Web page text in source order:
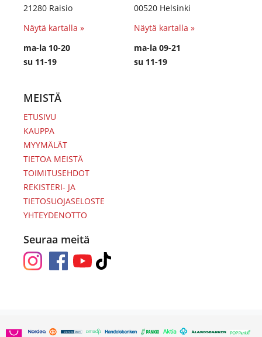
21280 Raisio
Näytä kartalla »
ma-la 10-20
su 11-19
00520 Helsinki
Näytä kartalla »
ma-la 09-21
su 11-19
MEISTÄ
ETUSIVU
KAUPPA
MYYMÄLÄT
TIETOA MEISTÄ
TOIMITUSEHDOT
REKISTERI- JA
TIETOSUOJASELOSTE
YHTEYDENOTTO
Seuraa meitä